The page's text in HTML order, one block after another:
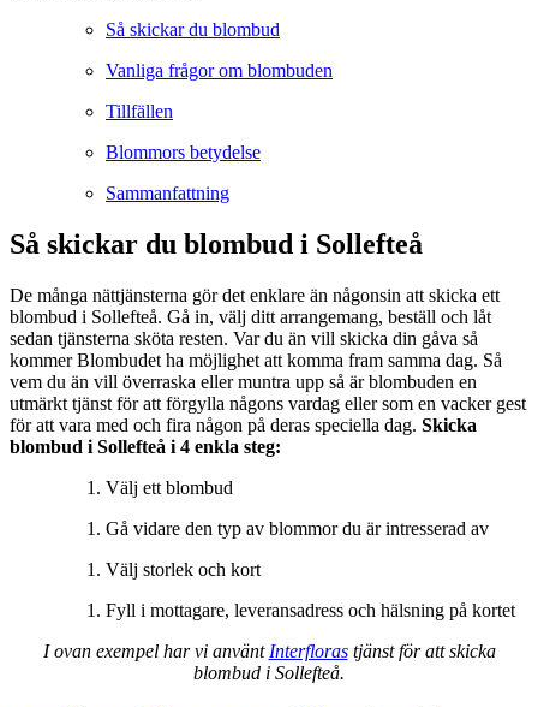
Så skickar du blombud
Vanliga frågor om blombuden
Tillfällen
Blommors betydelse
Sammanfattning
Så skickar du blombud i Sollefteå
De många nättjänsterna gör det enklare än någonsin att skicka ett
blombud i Sollefteå. Gå in, välj ditt arrangemang, beställ och låt
sedan tjänsterna sköta resten. Var du än vill skicka din gåva så
kommer Blombudet ha möjlighet att komma fram samma dag. Så
vem du än vill överraska eller muntra upp så är blombuden en
utmärkt tjänst för att förgylla någons vardag eller som en vacker gest
för att vara med och fira någon på deras speciella dag. Skicka
blombud i Sollefteå i 4 enkla steg:
Välj ett blombud
Gå vidare den typ av blommor du är intresserad av
Välj storlek och kort
Fyll i mottagare, leveransadress och hälsning på kortet
I ovan exempel har vi använt Interflorastjänst för att skicka
blombud i Sollefteå.